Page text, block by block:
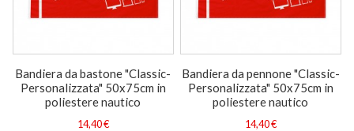
Bandiera da bastone "Classic-
Personalizzata" 50x75cm in
poliestere nautico
14,40 €
Bandiera da pennone "Classic-
Personalizzata" 50x75cm in
poliestere nautico
14,40 €